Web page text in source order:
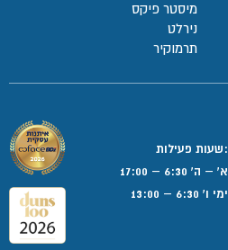
מיסטר פיקס
נירלט
תרמוקיר
:שעות פעילות
א' – ה' 6:30 – 17:00
ימי ו' 6:30 – 13:00